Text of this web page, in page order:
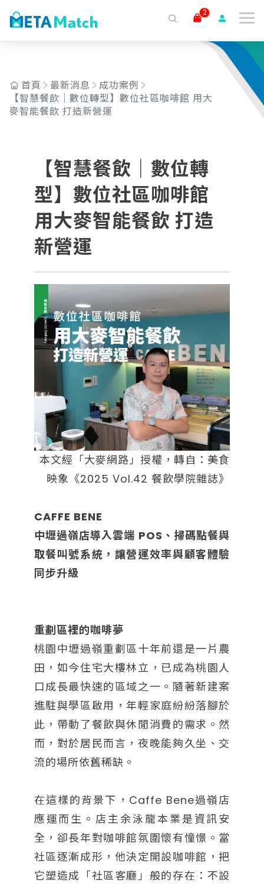
2
首頁 最新消息
成功案例
【智慧餐飲｜數位轉型】數位社區咖啡館 用大
麥智能餐飲 打造新營運
【智慧餐飲｜數位轉
型】數位社區咖啡館
用大麥智能餐飲 打造
新營運
本文經「大麥網路」授權，轉自：美食
映象《2025 Vol.42 餐飲學院雜誌》
CAFFE BENE
中壢過嶺店導入雲端 POS、掃碼點餐與
取餐叫號系統，讓營運效率與顧客體驗
同步升級
重劃區裡的咖啡夢
桃園中壢過嶺重劃區十年前還是一片農
田，如今住宅大樓林立，已成為桃園人
口成長最快速的區域之一。隨著新建案
進駐與學區啟用，年輕家庭紛紛落腳於
此，帶動了餐飲與休閒消費的需求。然
而，對於居民而言，夜晚能夠久坐、交
流的場所依舊稀缺。
在這樣的背景下，Caffe Bene過嶺店
應運而生。店主余泳龍本業是資訊安
全，卻長年對咖啡館氛圍懷有憧憬。當
社區逐漸成形，他決定開設咖啡館，把
它塑造成「社區客廳」般的存在：不設